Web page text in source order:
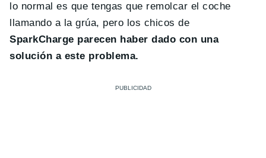
lo normal es que tengas que remolcar el coche
llamando a la grúa, pero los chicos de
SparkCharge parecen haber dado con una
solución a este problema.